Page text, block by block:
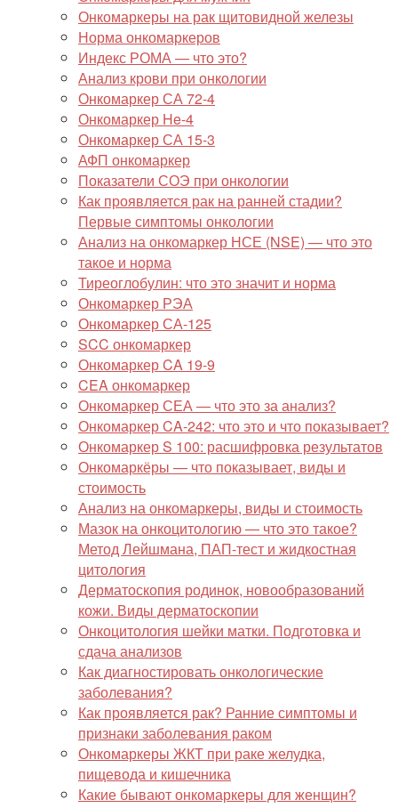
Онкомаркеры на рак щитовидной железы
Норма онкомаркеров
Индекс РОМА — что это?
Анализ крови при онкологии
Онкомаркер СА 72-4
Онкомаркер He-4
Онкомаркер СА 15-3
АФП онкомаркер
Показатели СОЭ при онкологии
Как проявляется рак на ранней стадии?
Первые симптомы онкологии
Анализ на онкомаркер НСЕ (NSE) — что это
такое и норма
Тиреоглобулин: что это значит и норма
Онкомаркер РЭА
Онкомаркер СА-125
SCC онкомаркер
Онкомаркер CA 19-9
CEA онкомаркер
Онкомаркер СЕА — что это за анализ?
Онкомаркер CA-242: что это и что показывает?
Онкомаркер S 100: расшифровка результатов
Онкомаркёры — что показывает, виды и
стоимость
Анализ на онкомаркеры, виды и стоимость
Мазок на онкоцитологию — что это такое?
Метод Лейшмана, ПАП-тест и жидкостная
цитология
Дерматоскопия родинок, новообразований
кожи. Виды дерматоскопии
Онкоцитология шейки матки. Подготовка и
сдача анализов
Как диагностировать онкологические
заболевания?
Как проявляется рак? Ранние симптомы и
признаки заболевания раком
Онкомаркеры ЖКТ при раке желудка,
пищевода и кишечника
Какие бывают онкомаркеры для женщин?